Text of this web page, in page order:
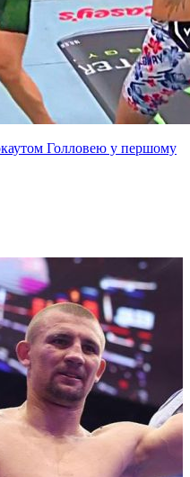
Голловею у першому